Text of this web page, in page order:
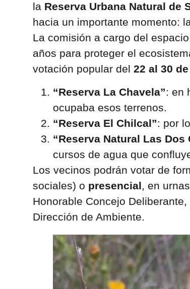
la Reserva Urbana Natural de
hacia un importante momento:
La comisión a cargo del
años para proteger el
votación popular del 22 al 30
“Reserva La Chavela”: en
ocupaba esos terrenos.
“Reserva El Chilcal”: por
“Reserva Natural Las Dos
cursos de agua que
Los vecinos podrán votar de
sociales) o presencial, en
Honorable Concejo
Dirección de Ambiente.